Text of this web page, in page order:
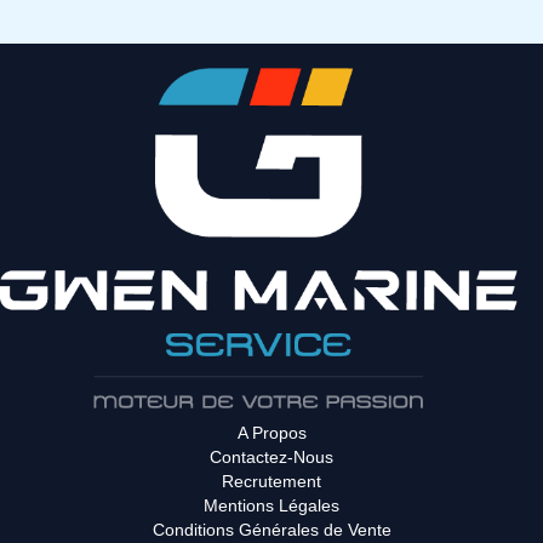
A Propos
Contactez-Nous
Recrutement
Mentions Légales
Conditions Générales de Vente